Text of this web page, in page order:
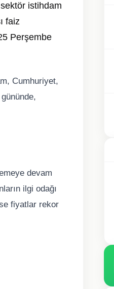
istihdam
faiz
Perşembe
Cumhuriyet,
devam
ilgi odağı
fiyatlar rekor